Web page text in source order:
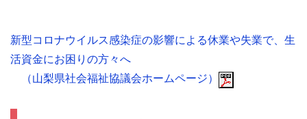
新型コロナウイルス感染症の影響による休業や失業で、生
活資金にお困りの方々へ
（山梨県社会福祉協議会ホームページ）